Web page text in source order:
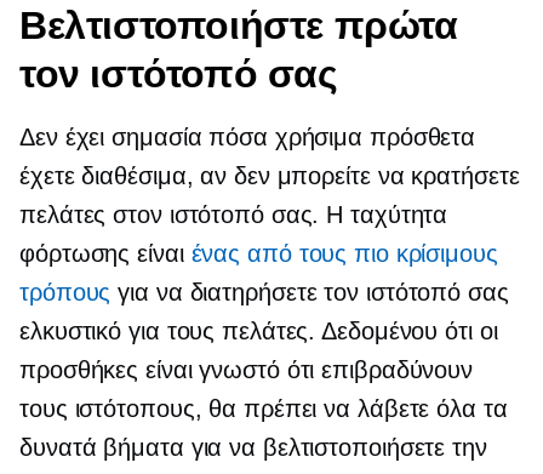
Βελτιστοποιήστε πρώτα
τον ιστότοπό σας
Δεν έχει σημασία πόσα χρήσιμα πρόσθετα
έχετε διαθέσιμα, αν δεν μπορείτε να κρατήσετε
πελάτες στον ιστότοπό σας. Η ταχύτητα
φόρτωσης είναι ένας από τους πιο κρίσιμους
τρόπους για να διατηρήσετε τον ιστότοπό σας
ελκυστικό για τους πελάτες. Δεδομένου ότι οι
προσθήκες είναι γνωστό ότι επιβραδύνουν
τους ιστότοπους, θα πρέπει να λάβετε όλα τα
δυνατά βήματα για να βελτιστοποιήσετε την